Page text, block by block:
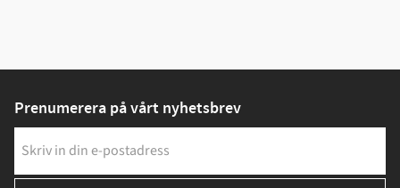
Prenumerera på vårt nyhetsbrev